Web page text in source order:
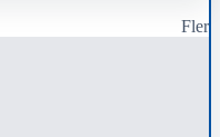
Fler